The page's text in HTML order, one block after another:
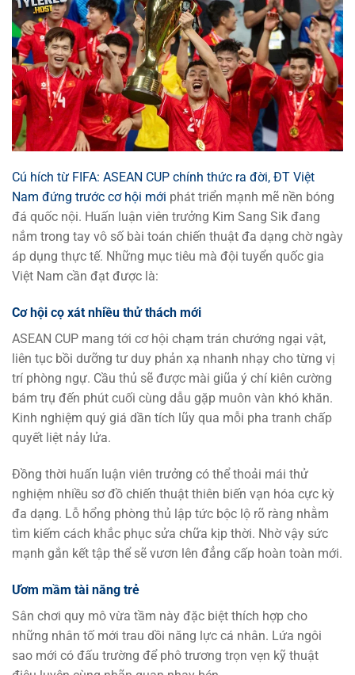
Cú hích từ FIFA: ASEAN CUP chính thức ra đời, ĐT Việt
Nam đứng trước cơ hội mới phát triển mạnh mẽ nền bóng
đá quốc nội. Huấn luận viên trưởng Kim Sang Sik đang
nắm trong tay vô số bài toán chiến thuật đa dạng chờ ngày
áp dụng thực tế. Những mục tiêu mà đội tuyển quốc gia
Việt Nam cần đạt được là:
Cơ hội cọ xát nhiều thử thách mới
ASEAN CUP mang tới cơ hội chạm trán chướng ngại vật,
liên tục bồi dưỡng tư duy phản xạ nhanh nhạy cho từng vị
trí phòng ngự. Cầu thủ sẽ được mài giũa ý chí kiên cường
bám trụ đến phút cuối cùng dẫu gặp muôn vàn khó khăn.
Kinh nghiệm quý giá dần tích lũy qua mỗi pha tranh chấp
quyết liệt nảy lửa.
Đồng thời huấn luận viên trưởng có thể thoải mái thử
nghiệm nhiều sơ đồ chiến thuật thiên biến vạn hóa cực kỳ
đa dạng. Lỗ hổng phòng thủ lập tức bộc lộ rõ ràng nhằm
tìm kiếm cách khắc phục sửa chữa kịp thời. Nhờ vậy sức
mạnh gắn kết tập thể sẽ vươn lên đẳng cấp hoàn toàn mới.
Ươm mầm tài năng trẻ
Sân chơi quy mô vừa tầm này đặc biệt thích hợp cho
những nhân tố mới trau dồi năng lực cá nhân. Lứa ngôi
sao mới có đấu trường để phô trương trọn vẹn kỹ thuật